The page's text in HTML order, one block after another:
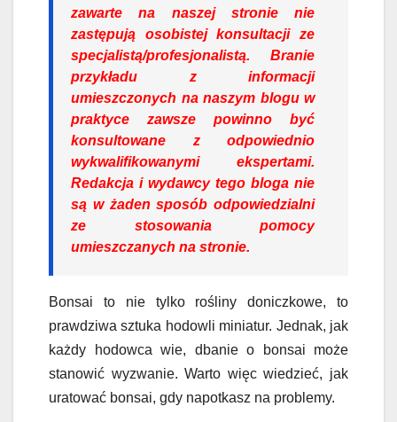
zawarte na naszej stronie nie
zastępują osobistej konsultacji ze
specjalistą/profesjonalistą. Branie
przykładu z informacji
umieszczonych na naszym blogu w
praktyce zawsze powinno być
konsultowane z odpowiednio
wykwalifikowanymi ekspertami.
Redakcja i wydawcy tego bloga nie
są w żaden sposób odpowiedzialni
ze stosowania pomocy
umieszczanych na stronie.
Bonsai to nie tylko rośliny doniczkowe, to
prawdziwa sztuka hodowli miniatur. Jednak, jak
każdy hodowca wie, dbanie o bonsai może
stanowić wyzwanie. Warto więc wiedzieć, jak
uratować bonsai, gdy napotkasz na problemy.